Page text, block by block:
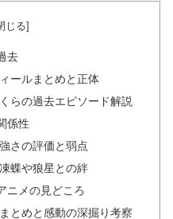
去
ールまとめと正体
らの過去エピソード解説
係性
さの評価と弱点
蝶や狼星との絆
ニメの見どころ
とめと感動の深掘り考察